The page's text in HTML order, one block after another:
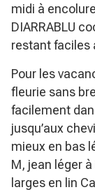
midi à
DIARRABLU
restant faciles
Pour les
fleurie sans
facilement
jusqu’aux
mieux en bas
M, jean léger
larges en lin